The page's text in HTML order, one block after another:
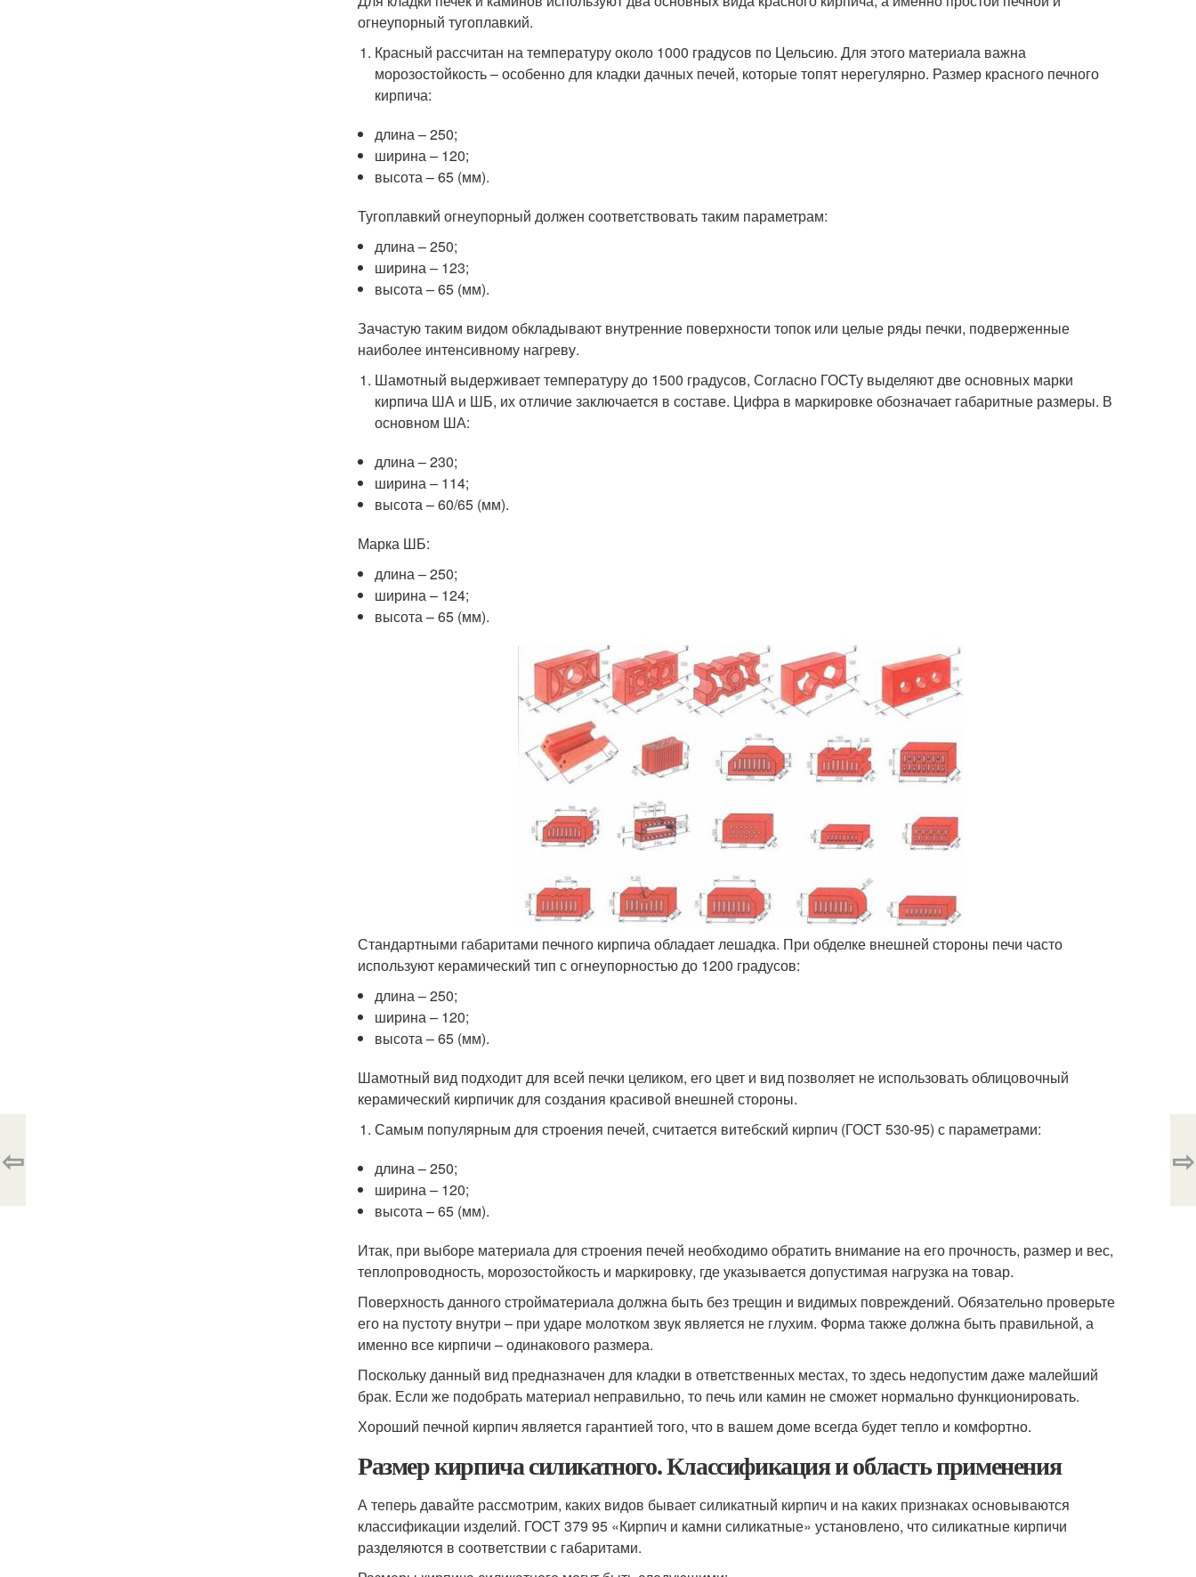
огнеупорный тугоплавкий.
Красный рассчитан на температуру около 1000 градусов по Цельсию. Для этого материала важна
морозостойкость – особенно для кладки дачных печей, которые топят нерегулярно. Размер красного печного
кирпича:
длина – 250;
ширина – 120;
высота – 65 (мм).
Тугоплавкий огнеупорный должен соответствовать таким параметрам:
длина – 250;
ширина – 123;
высота – 65 (мм).
Зачастую таким видом обкладывают внутренние поверхности топок или целые ряды печки, подверженные
наиболее интенсивному нагреву.
Шамотный выдерживает температуру до 1500 градусов, Согласно ГОСТу выделяют две основных марки
кирпича ША и ШБ, их отличие заключается в составе. Цифра в маркировке обозначает габаритные размеры. В
основном ША:
длина – 230;
ширина – 114;
высота – 60/65 (мм).
Марка ШБ:
длина – 250;
ширина – 124;
высота – 65 (мм).
Стандартными габаритами печного кирпича обладает лешадка. При обделке внешней стороны печи часто
используют керамический тип с огнеупорностью до 1200 градусов:
длина – 250;
ширина – 120;
высота – 65 (мм).
Шамотный вид подходит для всей печки целиком, его цвет и вид позволяет не использовать облицовочный
керамический кирпичик для создания красивой внешней стороны.
Самым популярным для строения печей, считается витебский кирпич (ГОСТ 530-95) с параметрами:
длина – 250;
ширина – 120;
высота – 65 (мм).
Итак, при выборе материала для строения печей необходимо обратить внимание на его прочность, размер и вес,
теплопроводность, морозостойкость и маркировку, где указывается допустимая нагрузка на товар.
Поверхность данного стройматериала должна быть без трещин и видимых повреждений. Обязательно проверьте
его на пустоту внутри – при ударе молотком звук является не глухим. Форма также должна быть правильной, а
именно все кирпичи – одинакового размера.
Поскольку данный вид предназначен для кладки в ответственных местах, то здесь недопустим даже малейший
брак. Если же подобрать материал неправильно, то печь или камин не сможет нормально функционировать.
Хороший печной кирпич является гарантией того, что в вашем доме всегда будет тепло и комфортно.
Размер кирпича силикатного. Классификация и область применения
А теперь давайте рассмотрим, каких видов бывает силикатный кирпич и на каких признаках основываются
классификации изделий. ГОСТ 379 95 «Кирпич и камни силикатные» установлено, что силикатные кирпичи
разделяются в соответствии с габаритами.
⇦ ⇨